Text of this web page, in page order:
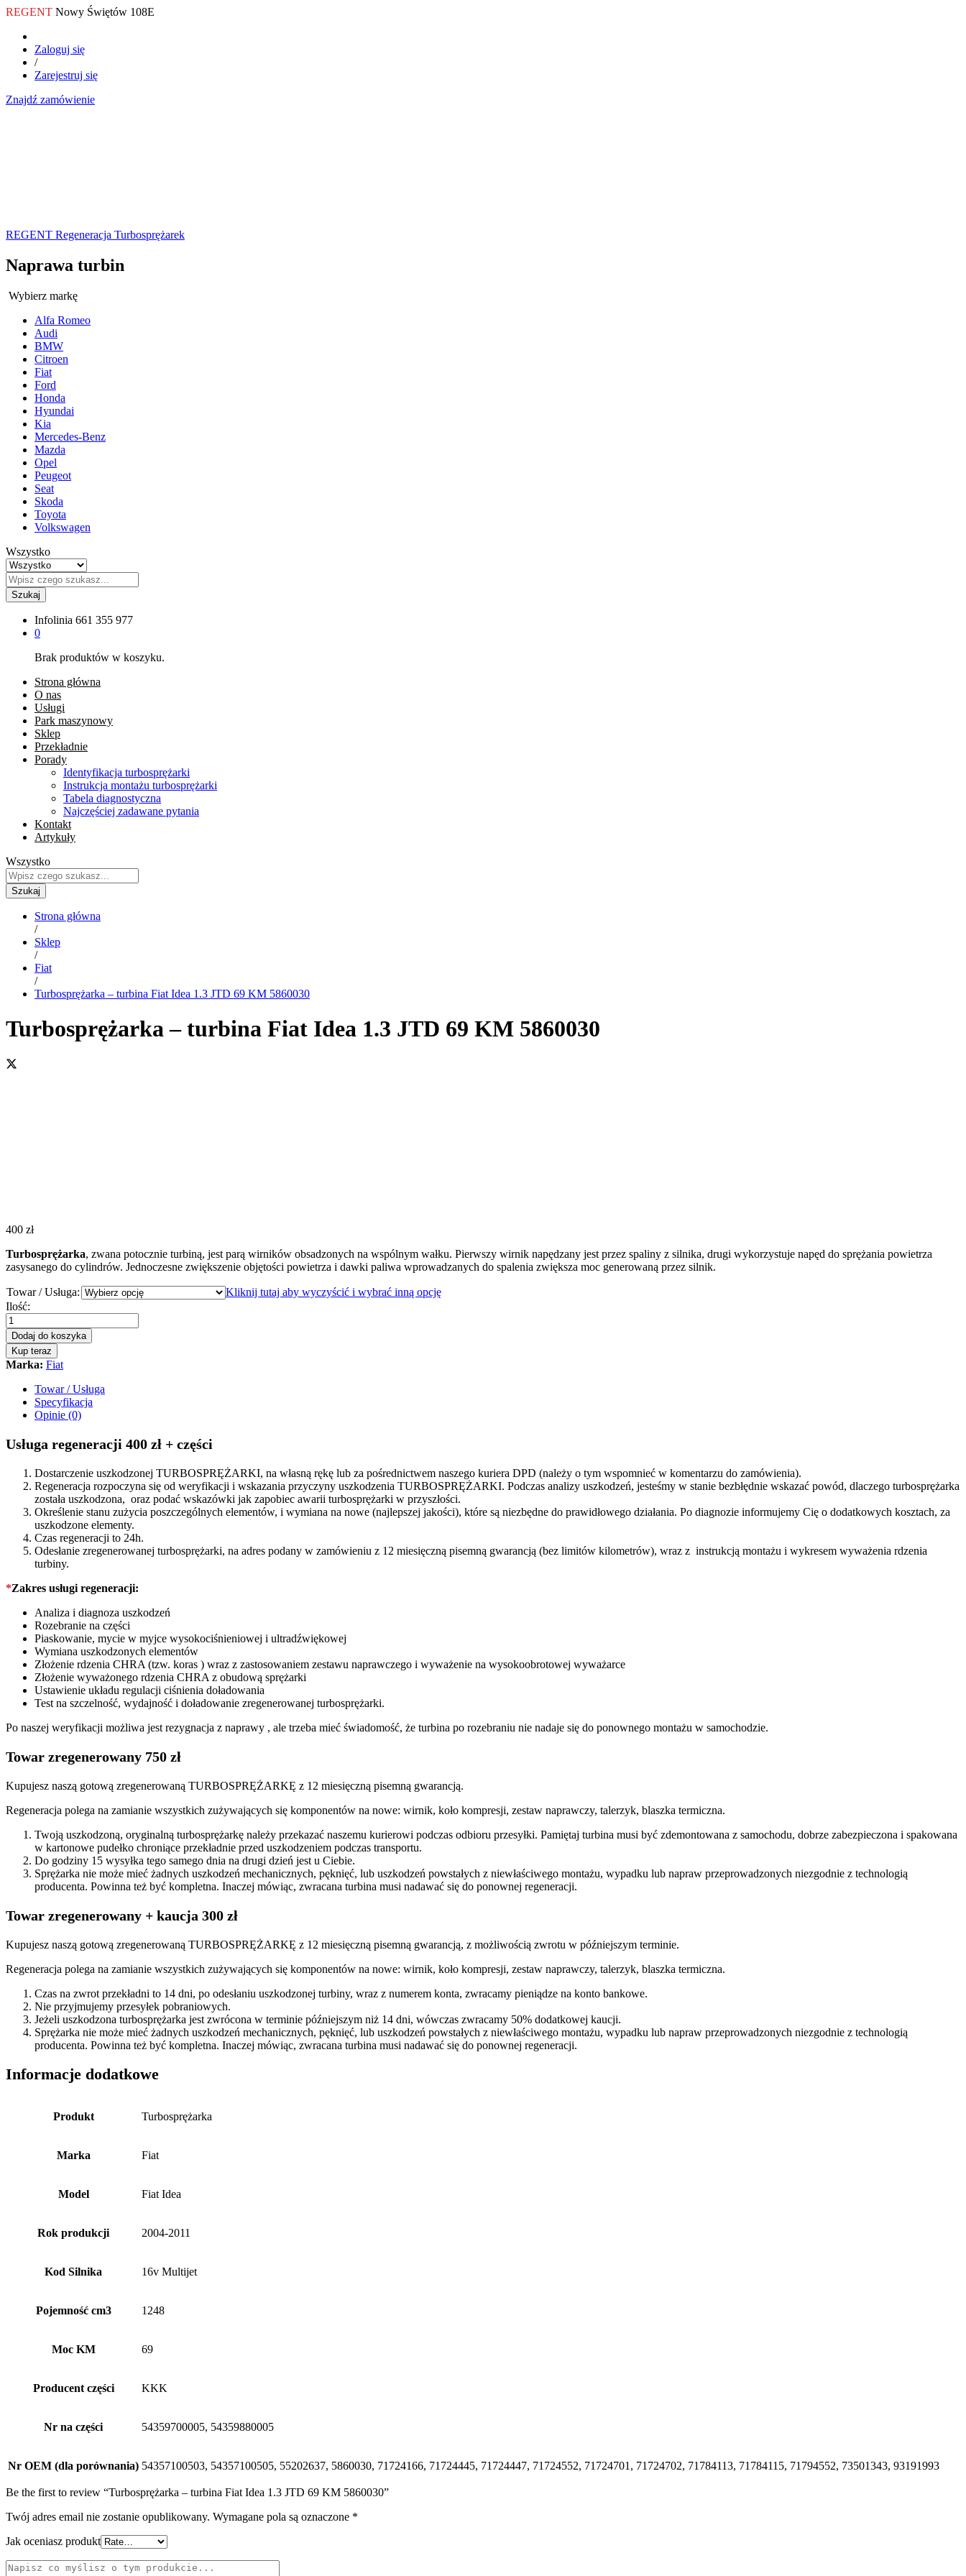
REGENT Nowy Świętów 108E
Zaloguj się
/
Zarejestruj się
Znajdź zamówienie
REGENT Regeneracja Turbosprężarek
Naprawa turbin
Wybierz markę
Alfa Romeo
Audi
BMW
Citroen
Fiat
Ford
Honda
Hyundai
Kia
Mercedes-Benz
Mazda
Opel
Peugeot
Seat
Skoda
Toyota
Volkswagen
Wszystko
Szukaj
Infolinia 661 355 977
0
Brak produktów w koszyku.
Strona główna
O nas
Usługi
Park maszynowy
Sklep
Przekładnie
Porady
Identyfikacja turbosprężarki
Instrukcja montażu turbosprężarki
Tabela diagnostyczna
Najczęściej zadawane pytania
Kontakt
Artykuły
Wszystko
Szukaj
Strona główna
/
Sklep
/
Fiat
/
Turbosprężarka – turbina Fiat Idea 1.3 JTD 69 KM 5860030
Turbosprężarka – turbina Fiat Idea 1.3 JTD 69 KM 5860030
400 zł
Turbosprężarka, zwana potocznie turbiną, jest parą wirników obsadzonych na wspólnym wałku. Pierwszy wirnik napędzany jest przez spaliny z silnika, drugi wykorzystuje napęd do sprężania powietrza
zasysanego do cylindrów. Jednoczesne zwiększenie objętości powietrza i dawki paliwa wprowadzanych do spalenia zwiększa moc generowaną przez silnik.
Towar / Usługa:
Kliknij tutaj aby wyczyścić i wybrać inną opcję
Turbosprężarka
turbina
Fiat
Idea
1.3
5860030
Ilość:
Dodaj do koszyka
Kup teraz
Marka: Fiat
Towar / Usługa
Specyfikacja
Opinie (0)
Usługa regeneracji 400 zł + części
Dostarczenie uszkodzonej TURBOSPRĘŻARKI, na własną rękę lub za pośrednictwem naszego kuriera DPD (należy o tym wspomnieć w komentarzu do zamówienia).
Regeneracja rozpoczyna się od weryfikacji i wskazania przyczyny uszkodzenia TURBOSPRĘŻARKI. Podczas analizy uszkodzeń, jesteśmy w stanie bezbłędnie wskazać powód, dlaczego turbosprężarka
została uszkodzona, oraz podać wskazówki jak zapobiec awarii turbosprężarki w przyszłości.
Określenie stanu zużycia poszczególnych elementów, i wymiana na nowe (najlepszej jakości), które są niezbędne do prawidłowego działania. Po diagnozie informujemy Cię o dodatkowych kosztach, za
uszkodzone elementy.
Czas regeneracji to 24h.
Odesłanie zregenerowanej turbosprężarki, na adres podany w zamówieniu z 12 miesięczną pisemną gwarancją (bez limitów kilometrów), wraz z instrukcją montażu i wykresem wyważenia rdzenia
turbiny.
*Zakres usługi regeneracji:
Analiza i diagnoza uszkodzeń
Rozebranie na części
Piaskowanie, mycie w myjce wysokociśnieniowej i ultradźwiękowej
Wymiana uszkodzonych elementów
Złożenie rdzenia CHRA (tzw. koras ) wraz z zastosowaniem zestawu naprawczego i wyważenie na wysokoobrotowej wyważarce
Złożenie wyważonego rdzenia CHRA z obudową sprężarki
Ustawienie układu regulacji ciśnienia doładowania
Test na szczelność, wydajność i doładowanie zregenerowanej turbosprężarki.
Po naszej weryfikacji możliwa jest rezygnacja z naprawy , ale trzeba mieć świadomość, że turbina po rozebraniu nie nadaje się do ponownego montażu w samochodzie.
Towar zregenerowany 750 zł
Kupujesz naszą gotową zregenerowaną TURBOSPRĘŻARKĘ z 12 miesięczną pisemną gwarancją.
Regeneracja polega na zamianie wszystkich zużywających się komponentów na nowe: wirnik, koło kompresji, zestaw naprawczy, talerzyk, blaszka termiczna.
Twoją uszkodzoną, oryginalną turbosprężarkę należy przekazać naszemu kurierowi podczas odbioru przesyłki. Pamiętaj turbina musi być zdemontowana z samochodu, dobrze zabezpieczona i spakowana
w kartonowe pudełko chroniące przekładnie przed uszkodzeniem podczas transportu.
Do godziny 15 wysyłka tego samego dnia na drugi dzień jest u Ciebie.
Sprężarka nie może mieć żadnych uszkodzeń mechanicznych, pęknięć, lub uszkodzeń powstałych z niewłaściwego montażu, wypadku lub napraw przeprowadzonych niezgodnie z technologią
producenta. Powinna też być kompletna. Inaczej mówiąc, zwracana turbina musi nadawać się do ponownej regeneracji.
Towar zregenerowany + kaucja 300 zł
Kupujesz naszą gotową zregenerowaną TURBOSPRĘŻARKĘ z 12 miesięczną pisemną gwarancją, z możliwością zwrotu w późniejszym terminie.
Regeneracja polega na zamianie wszystkich zużywających się komponentów na nowe: wirnik, koło kompresji, zestaw naprawczy, talerzyk, blaszka termiczna.
Czas na zwrot przekładni to 14 dni, po odesłaniu uszkodzonej turbiny, wraz z numerem konta, zwracamy pieniądze na konto bankowe.
Nie przyjmujemy przesyłek pobraniowych.
Jeżeli uszkodzona turbosprężarka jest zwrócona w terminie późniejszym niż 14 dni, wówczas zwracamy 50% dodatkowej kaucji.
Sprężarka nie może mieć żadnych uszkodzeń mechanicznych, pęknięć, lub uszkodzeń powstałych z niewłaściwego montażu, wypadku lub napraw przeprowadzonych niezgodnie z technologią
producenta. Powinna też być kompletna. Inaczej mówiąc, zwracana turbina musi nadawać się do ponownej regeneracji.
Informacje dodatkowe
Produkt Turbosprężarka
Marka Fiat
Model Fiat Idea
Rok produkcji 2004-2011
Kod Silnika 16v Multijet
Pojemność cm3 1248
Moc KM 69
Producent części KKK
Nr na części 54359700005, 54359880005
Nr OEM (dla porównania) 54357100503, 54357100505, 55202637, 5860030, 71724166, 71724445, 71724447, 71724552, 71724701, 71724702, 71784113, 71784115, 71794552, 73501343, 93191993
Be the first to review “Turbosprężarka – turbina Fiat Idea 1.3 JTD 69 KM 5860030”
Twój adres email nie zostanie opublikowany. Wymagane pola są oznaczone *
Jak oceniasz produkt